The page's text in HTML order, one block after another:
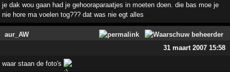
je dak wou gaan had je gehooraparaatjes in moeten doen. die bas moe je
nie hore ma voelen tog??? dat was nie egt alles
aur_AW
31 maart 2007 15:58
waar staan de foto's